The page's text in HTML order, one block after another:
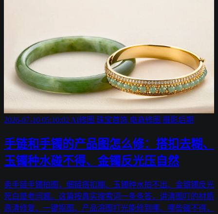
2026-07-10 05:10:02 AI修图 珠宝首饰 电商修图 摄影后期
手链和手镯的产品图怎么修：搭扣去糊、
玉镯种水碰不得、金镯反光压自然
卖手链手镯拍图，细链搭扣糊、玉镯种水拍不出、金银镯反光
死白是老问题。这篇按真实搜索词一条条答，讲清图叮的材质
高清修复、一键抠图、产品溶图打光能修到哪、哪些碰不得，